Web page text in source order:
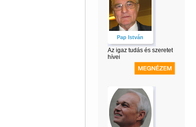
Pap István
Az igaz tudás és szeretet
hívei